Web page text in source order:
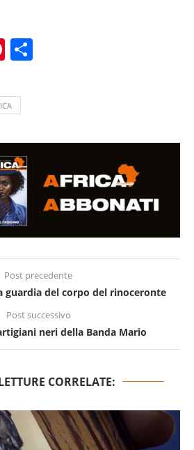
Pinterest
Post precedente
guardia del corpo del rinoceronte
Post successivo
neri della Banda Mario
CORRELATE: